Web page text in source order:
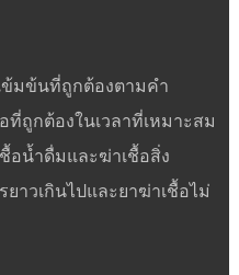
ข้มข้นที่ถูกต้องตามคำ
ถูกต้องในเวลาที่เหมาะสม
อน้ำดื่มและฆ่าเชื้อสิ่ง
าวเกินไปและยาฆ่าเชื้อไม่